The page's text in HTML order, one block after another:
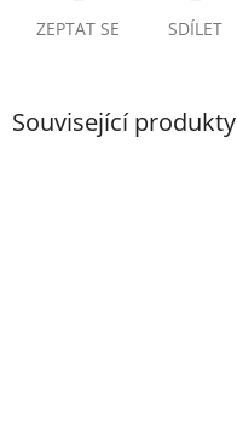
ZEPTAT SE SDÍLET
Související produkty